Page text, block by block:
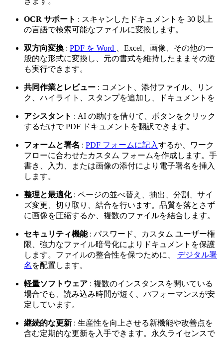
OCR サポート : スキャンしたドキュメントを 30 以上
の言語で検索可能なファイルに変換します。
双方向変換 : PDF を Word
、Excel、画像、その他の一
般的な形式に変換し、元の書式を維持したままその逆
も実行できます。
共同作業とレビュー : コメント、添付ファイル、リン
ク、ハイライト、スタンプを追加し、ドキュメントを
アシスタント : AI の助けを借りて、ボタンをクリック
するだけで PDF ドキュメントを翻訳できます。
フォームと署名 : PDF フォームに記入するか、ワーク
フローに合わせたカスタム フォームを作成します。手
書き、入力、または画像の添付により電子署名を挿入
します。
整理と最適化: ページの並べ替え、抽出、分割、サイ
ズ変更、切り取り、結合を行います。品質を落とさず
に画像を圧縮するか、複数のファイルを結合します。
セキュリティ機能: パスワード、カスタム ユーザー権
限、強力なファイル暗号化によりドキュメントを保護
します。ファイルの整合性を保つために、 デジタル署
名 を配置します。
軽量ソフトウェア : 複数のインスタンスを開いている
場合でも、読み込み時間が短く、パフォーマンスが安
定しています。
継続的な更新 : 生産性を向上させる新機能や改善点を
含む定期的な更新を入手できます。永久ライセンスで